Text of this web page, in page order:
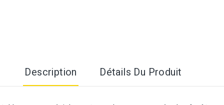
Description Détails Du Produit